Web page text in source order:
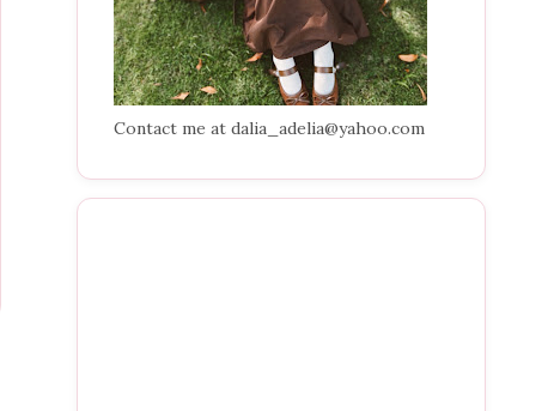
Contact me at dalia_adelia@yahoo.com